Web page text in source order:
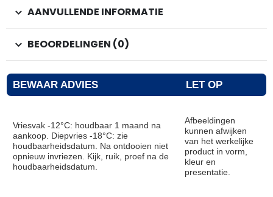
AANVULLENDE INFORMATIE
BEOORDELINGEN (0)
BEWAAR ADVIES LET OP
Vriesvak -12°C: houdbaar 1 maand na
aankoop. Diepvries -18°C: zie
houdbaarheidsdatum. Na ontdooien niet
opnieuw invriezen. Kijk, ruik, proef na de
houdbaarheidsdatum.
Afbeeldingen
kunnen afwijken
van het werkelijke
product in vorm,
kleur en
presentatie.